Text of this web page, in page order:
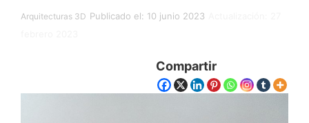
Arquitecturas 3D Publicado el: 10 junio 2023
Compartir